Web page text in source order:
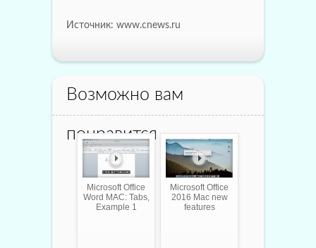
Источник: www.cnews.ru
Возможно вам
понравится
Microsoft Office
Word MAC: Tabs,
Example 1
Microsoft Office
2016 Mac new
features